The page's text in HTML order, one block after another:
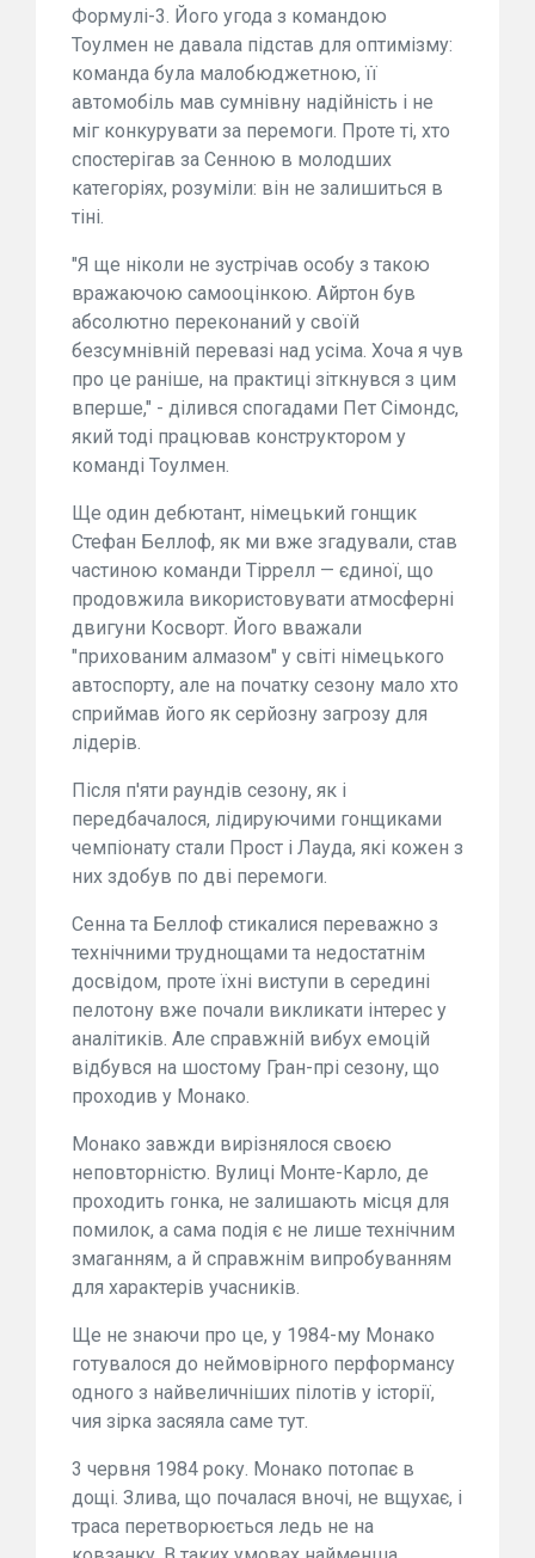
Формулі-3. Його угода з командою
Тоулмен не давала підстав для оптимізму:
команда була малобюджетною, її
автомобіль мав сумнівну надійність і не
міг конкурувати за перемоги. Проте ті, хто
спостерігав за Сенною в молодших
категоріях, розуміли: він не залишиться в
тіні.
"Я ще ніколи не зустрічав особу з такою
вражаючою самооцінкою. Айртон був
абсолютно переконаний у своїй
безсумнівній перевазі над усіма. Хоча я чув
про це раніше, на практиці зіткнувся з цим
вперше," - ділився спогадами Пет Сімондс,
який тоді працював конструктором у
команді Тоулмен.
Ще один дебютант, німецький гонщик
Стефан Беллоф, як ми вже згадували, став
частиною команди Тіррелл — єдиної, що
продовжила використовувати атмосферні
двигуни Косворт. Його вважали
"прихованим алмазом" у світі німецького
автоспорту, але на початку сезону мало хто
сприймав його як серйозну загрозу для
лідерів.
Після п'яти раундів сезону, як і
передбачалося, лідируючими гонщиками
чемпіонату стали Прост і Лауда, які кожен з
них здобув по дві перемоги.
Сенна та Беллоф стикалися переважно з
технічними труднощами та недостатнім
досвідом, проте їхні виступи в середині
пелотону вже почали викликати інтерес у
аналітиків. Але справжній вибух емоцій
відбувся на шостому Гран-прі сезону, що
проходив у Монако.
Монако завжди вирізнялося своєю
неповторністю. Вулиці Монте-Карло, де
проходить гонка, не залишають місця для
помилок, а сама подія є не лише технічним
змаганням, а й справжнім випробуванням
для характерів учасників.
Ще не знаючи про це, у 1984-му Монако
готувалося до неймовірного перформансу
одного з найвеличніших пілотів у історії,
чия зірка засяяла саме тут.
3 червня 1984 року. Монако потопає в
дощі. Злива, що почалася вночі, не вщухає, і
траса перетворюється ледь не на